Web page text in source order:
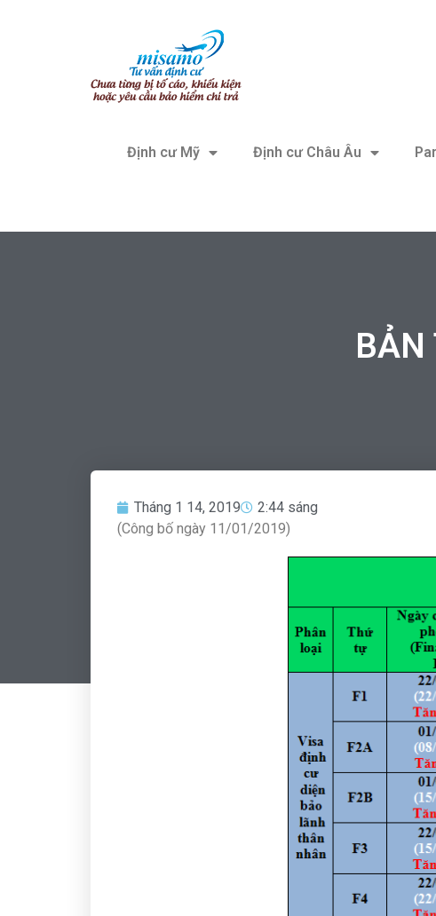
Định cư Mỹ Định cư Châu Âu
Tháng 1 14, 2019
2:44 sáng
(Công bố ngày 11/01/2019)